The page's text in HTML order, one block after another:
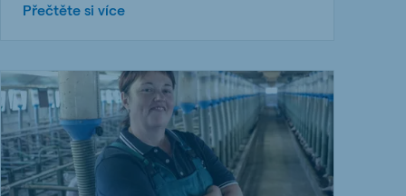
Přečtěte si více